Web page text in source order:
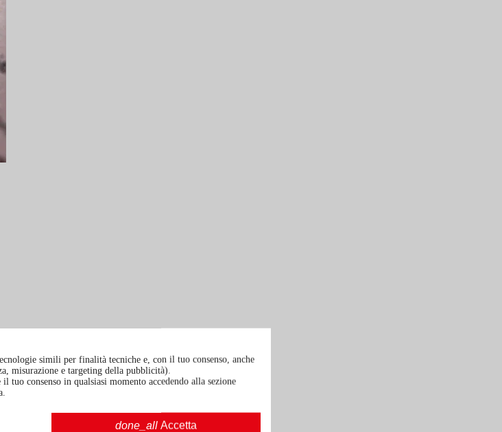
simili per finalità tecniche e, con il tuo consenso, anche
misurazione e targeting della pubblicità).
tuo consenso in qualsiasi momento accedendo alla sezione
done_all Accetta